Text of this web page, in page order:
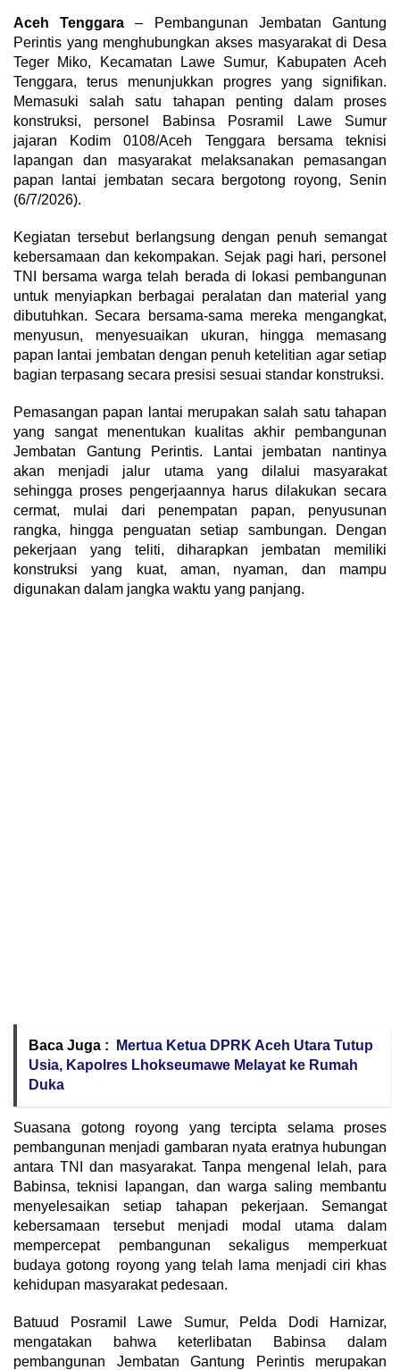
Aceh Tenggara – Pembangunan Jembatan Gantung
Perintis yang menghubungkan akses masyarakat di Desa
Teger Miko, Kecamatan Lawe Sumur, Kabupaten Aceh
Tenggara, terus menunjukkan progres yang signifikan.
Memasuki salah satu tahapan penting dalam proses
konstruksi, personel Babinsa Posramil Lawe Sumur
jajaran Kodim 0108/Aceh Tenggara bersama teknisi
lapangan dan masyarakat melaksanakan pemasangan
papan lantai jembatan secara bergotong royong, Senin
(6/7/2026).
Kegiatan tersebut berlangsung dengan penuh semangat
kebersamaan dan kekompakan. Sejak pagi hari, personel
TNI bersama warga telah berada di lokasi pembangunan
untuk menyiapkan berbagai peralatan dan material yang
dibutuhkan. Secara bersama-sama mereka mengangkat,
menyusun, menyesuaikan ukuran, hingga memasang
papan lantai jembatan dengan penuh ketelitian agar setiap
bagian terpasang secara presisi sesuai standar konstruksi.
Pemasangan papan lantai merupakan salah satu tahapan
yang sangat menentukan kualitas akhir pembangunan
Jembatan Gantung Perintis. Lantai jembatan nantinya
akan menjadi jalur utama yang dilalui masyarakat
sehingga proses pengerjaannya harus dilakukan secara
cermat, mulai dari penempatan papan, penyusunan
rangka, hingga penguatan setiap sambungan. Dengan
pekerjaan yang teliti, diharapkan jembatan memiliki
konstruksi yang kuat, aman, nyaman, dan mampu
digunakan dalam jangka waktu yang panjang.
Baca Juga :
Mertua Ketua DPRK Aceh Utara Tutup
Usia, Kapolres Lhokseumawe Melayat ke Rumah
Duka
Suasana gotong royong yang tercipta selama proses
pembangunan menjadi gambaran nyata eratnya hubungan
antara TNI dan masyarakat. Tanpa mengenal lelah, para
Babinsa, teknisi lapangan, dan warga saling membantu
menyelesaikan setiap tahapan pekerjaan. Semangat
kebersamaan tersebut menjadi modal utama dalam
mempercepat pembangunan sekaligus memperkuat
budaya gotong royong yang telah lama menjadi ciri khas
kehidupan masyarakat pedesaan.
Batuud Posramil Lawe Sumur, Pelda Dodi Harnizar,
mengatakan bahwa keterlibatan Babinsa dalam
pembangunan Jembatan Gantung Perintis merupakan